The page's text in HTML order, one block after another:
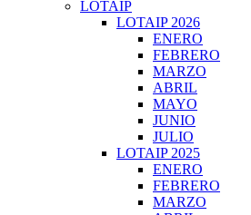
LOTAIP
LOTAIP 2026
ENERO
FEBRERO
MARZO
ABRIL
MAYO
JUNIO
JULIO
LOTAIP 2025
ENERO
FEBRERO
MARZO